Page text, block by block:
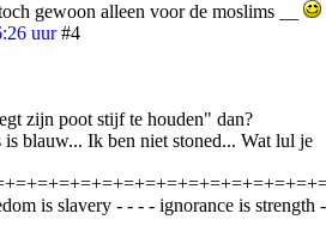
gewoon alleen voor de moslims __
uur #4
zijn poot stijf te houden" dan?
blauw... Ik ben niet stoned... Wat lul je
is slavery - - - - ignorance is strength -